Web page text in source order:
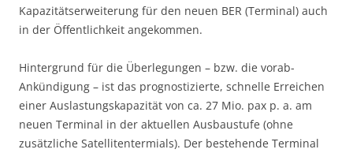
Kapazitätserweiterung für den neuen BER (Terminal) auch
in der Öffentlichkeit angekommen.
Hintergrund für die Überlegungen – bzw. die vorab-
Ankündigung – ist das prognostizierte, schnelle Erreichen
einer Auslastungskapazität von ca. 27 Mio. pax p. a. am
neuen Terminal in der aktuellen Ausbaustufe (ohne
zusätzliche Satellitentermials). Der bestehende Terminal